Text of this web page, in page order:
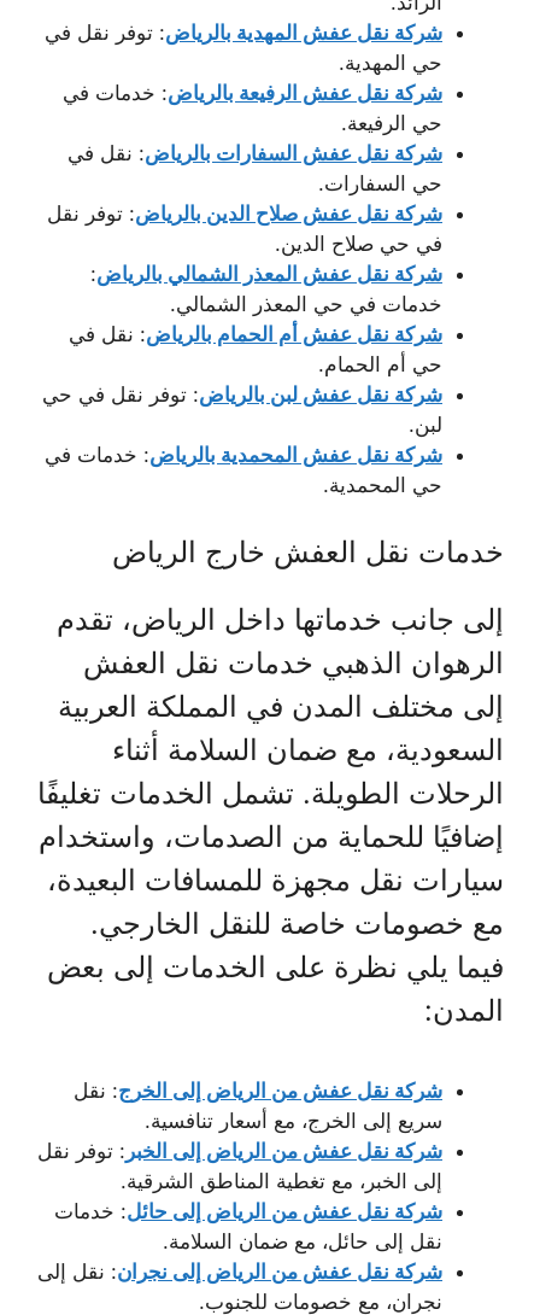
شركة نقل عفش المهدية بالرياض: توفر نقل في
حي المهدية.
شركة نقل عفش الرفيعة بالرياض: خدمات في
حي الرفيعة.
شركة نقل عفش السفارات بالرياض: نقل في
حي السفارات.
شركة نقل عفش صلاح الدين بالرياض: توفر نقل
في حي صلاح الدين.
شركة نقل عفش المعذر الشمالي بالرياض:
خدمات في حي المعذر الشمالي.
شركة نقل عفش أم الحمام بالرياض: نقل في
حي أم الحمام.
شركة نقل عفش لبن بالرياض: توفر نقل في حي
لبن.
شركة نقل عفش المحمدية بالرياض: خدمات في
حي المحمدية.
خدمات نقل العفش خارج الرياض
إلى جانب خدماتها داخل الرياض، تقدم
الرهوان الذهبي خدمات نقل العفش
إلى مختلف المدن في المملكة العربية
السعودية، مع ضمان السلامة أثناء
الرحلات الطويلة. تشمل الخدمات تغليفًا
إضافيًا للحماية من الصدمات، واستخدام
سيارات نقل مجهزة للمسافات البعيدة،
مع خصومات خاصة للنقل الخارجي.
فيما يلي نظرة على الخدمات إلى بعض
المدن:
شركة نقل عفش من الرياض إلى الخرج: نقل
سريع إلى الخرج، مع أسعار تنافسية.
شركة نقل عفش من الرياض إلى الخبر : توفر نقل
إلى الخبر، مع تغطية المناطق الشرقية.
شركة نقل عفش من الرياض إلى حائل: خدمات
نقل إلى حائل، مع ضمان السلامة.
شركة نقل عفش من الرياض إلى نجران: نقل إلى
نجران، مع خصومات للجنوب.